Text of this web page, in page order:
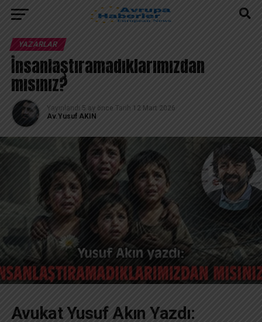
YAZARLAR
İnsanlaştıramadıklarımızdan
mısınız?
Yayınlandı 5 ay önce Tarih
12 Mart 2026
Av.Yusuf AKIN
Avukat Yusuf Akın Yazdı: